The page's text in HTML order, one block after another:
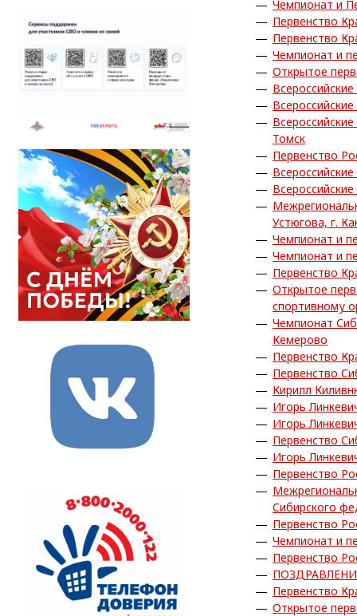
Чемпионат и
Первенство
Первенство
Чемпионат и
Открытое
Томск
Первенство
Устюгова, г.
Чемпионат и
Чемпионат и
Первенство
Открытое
спортивному
Чемпионат
Кемерово
Первенство
Первенство
Кирилл
Игорь
Игорь
Первенство
Игорь
Первенство
Сибирского
Первенство
Чемпионат и
Первенство
Первенство
Открытое